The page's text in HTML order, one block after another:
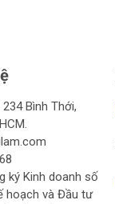
Bình Thới,
ký Kinh doanh số
hoạch và Đầu tư